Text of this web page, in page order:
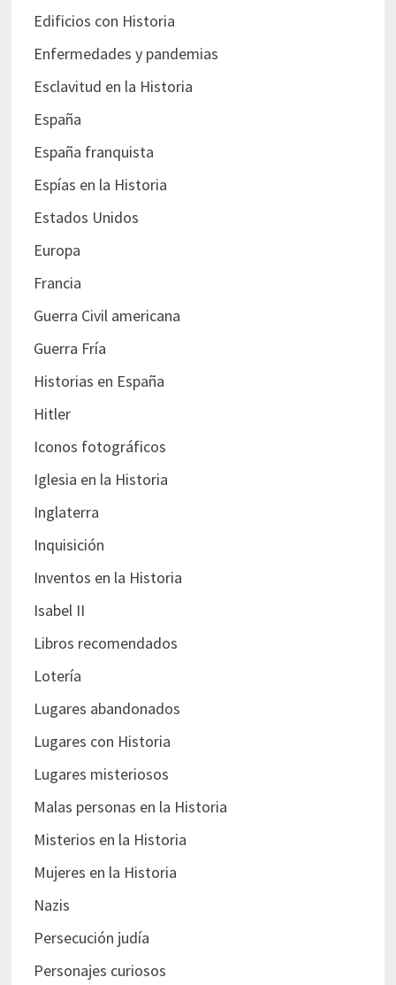
Edificios con Historia
Enfermedades y pandemias
Esclavitud en la Historia
España
España franquista
Espías en la Historia
Estados Unidos
Europa
Francia
Guerra Civil americana
Guerra Fría
Historias en España
Hitler
Iconos fotográficos
Iglesia en la Historia
Inglaterra
Inquisición
Inventos en la Historia
Isabel II
Libros recomendados
Lotería
Lugares abandonados
Lugares con Historia
Lugares misteriosos
Malas personas en la Historia
Misterios en la Historia
Mujeres en la Historia
Nazis
Persecución judía
Personajes curiosos